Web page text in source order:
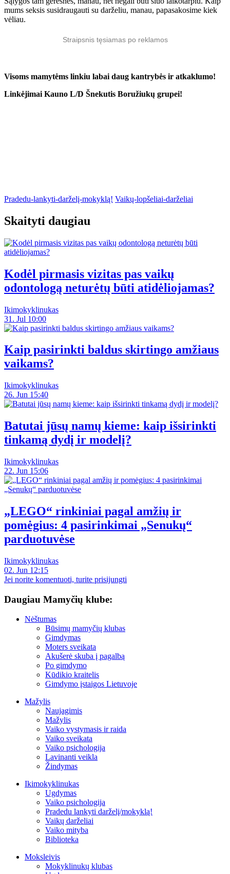
mums seksis susidraugauti su darželiu, manau, papasakosime kiek
vėliau.
Straipsnis tęsiamas po reklamos
Visoms mamytėms linkiu labai daug kantrybės ir atkaklumo!
Linkėjimai Kauno L/D Šnekutis Boružiukų grupei!
Pradedu-lankyti-darželį-mokyklą! Vaikų-lopšeliai-darželiai
Skaityti daugiau
Kodėl pirmasis vizitas pas vaikų
odontologą neturėtų būti atidėliojamas?
Ikimokyklinukas
31. Jul 10:00
Kaip pasirinkti baldus skirtingo amžiaus
vaikams?
Ikimokyklinukas
26. Jun 15:40
Batutai jūsų namų kieme: kaip išsirinkti
tinkamą dydį ir modelį?
Ikimokyklinukas
22. Jun 15:06
„LEGO“ rinkiniai pagal amžių ir
pomėgius: 4 pasirinkimai „Senukų“
parduotuvėse
Ikimokyklinukas
02. Jun 12:15
Jei norite komentuoti, turite prisijungti
Daugiau Mamyčių klube:
Nėštumas
Būsimų mamyčių klubas
Gimdymas
Moters sveikata
Akušerė skuba į pagalbą
Po gimdymo
Kūdikio kraitelis
Gimdymo įstaigos Lietuvoje
Mažylis
Naujagimis
Mažylis
Vaiko vystymasis ir raida
Vaiko sveikata
Vaiko psichologija
Lavinanti veikla
Žindymas
Ikimokyklinukas
Ugdymas
Vaiko psichologija
Pradedu lankyti darželį/mokyklą!
Vaikų darželiai
Vaiko mityba
Biblioteka
Moksleivis
Mokyklinukų klubas